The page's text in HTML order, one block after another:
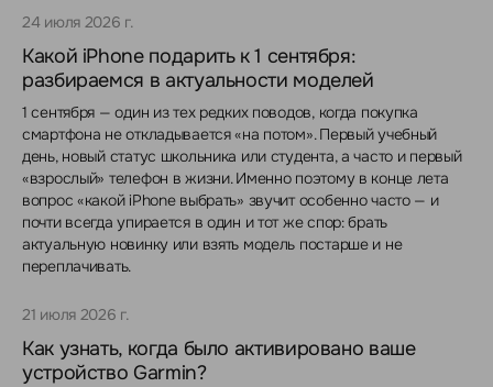
24 июля 2026 г.
Какой iPhone подарить к 1 сентября:
разбираемся в актуальности моделей
1 сентября — один из тех редких поводов, когда покупка
смартфона не откладывается «на потом». Первый учебный
день, новый статус школьника или студента, а часто и первый
«взрослый» телефон в жизни. Именно поэтому в конце лета
вопрос «какой iPhone выбрать» звучит особенно часто — и
почти всегда упирается в один и тот же спор: брать
актуальную новинку или взять модель постарше и не
переплачивать.
21 июля 2026 г.
Как узнать, когда было активировано ваше
устройство Garmin?